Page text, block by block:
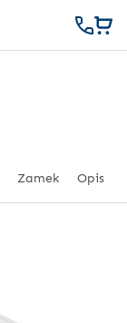
Zamek Opis